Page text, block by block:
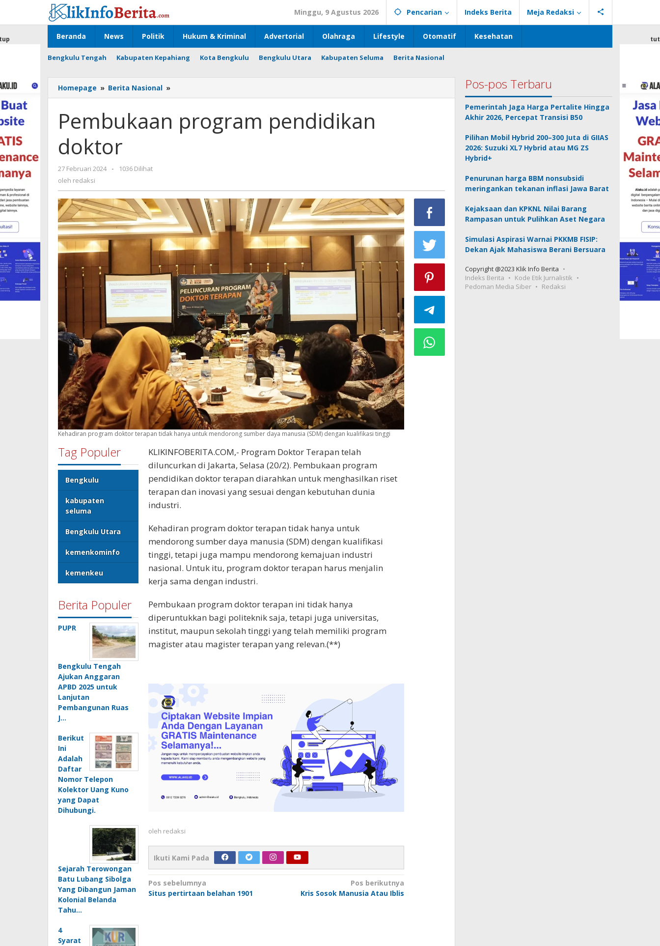
konten
Minggu, 9 Agustus 2026 Pencarian Indeks Berita Meja Redaksi
Beranda News Politik Hukum & Kriminal Advertorial Olahraga Lifestyle Otomatif Kesehatan
Bengkulu Tengah Kabupaten Kepahiang Kota Bengkulu Bengkulu Utara Kabupaten Seluma Berita Nasional
Homepage » Berita Nasional »
program
doktor
Pembukaan program pendidikan
doktor
27 Februari 2024
oleh
-
1036 Dilihat
oleh redaksi
Kehadiran program doktor terapan tidak hanya untuk mendorong sumber daya manusia (SDM) dengan kualifikasi tinggi
Tag Populer
Bengkulu
kabupaten
seluma
Bengkulu Utara
kemenkominfo
kemenkeu
Berita Populer
PUPR
Bengkulu Tengah
Ajukan Anggaran
APBD 2025 untuk
Lanjutan
Pembangunan Ruas
J…
Berikut
Ini
Adalah
Daftar
Nomor Telepon
Kolektor Uang Kuno
yang Dapat
Dihubungi.
Sejarah Terowongan
Batu Lubang Sibolga
Yang Dibangun Jaman
Kolonial Belanda
Tahu…
4
Syarat
KLIKINFOBERITA.COM,- Program Doktor Terapan telah
diluncurkan di Jakarta, Selasa (20/2). Pembukaan program
pendidikan doktor terapan diarahkan untuk menghasilkan riset
terapan dan inovasi yang sesuai dengan kebutuhan dunia
industri.
Kehadiran program doktor terapan tidak hanya untuk
mendorong sumber daya manusia (SDM) dengan kualifikasi
tinggi, tetapi juga mampu mendorong kemajuan industri
nasional. Untuk itu, program doktor terapan harus menjalin
kerja sama dengan industri.
Pembukaan program doktor terapan ini tidak hanya
diperuntukkan bagi politeknik saja, tetapi juga universitas,
institut, maupun sekolah tinggi yang telah memiliki program
magister atau magister terapan yang relevan.(**)
oleh redaksi
Ikuti Kami Pada
Navigasi
pos
Pos sebelumnya
Situs pertirtaan belahan 1901
Pos berikutnya
Kris Sosok Manusia Atau Iblis
Pos-pos Terbaru
Pemerintah Jaga Harga Pertalite Hingga
Akhir 2026, Percepat Transisi B50
Pilihan Mobil Hybrid 200–300 Juta di GIIAS
2026: Suzuki XL7 Hybrid atau MG ZS
Hybrid+
Penurunan harga BBM nonsubsidi
meringankan tekanan inflasi Jawa Barat
Kejaksaan dan KPKNL Nilai Barang
Rampasan untuk Pulihkan Aset Negara
Simulasi Aspirasi Warnai PKKMB FISIP:
Dekan Ajak Mahasiswa Berani Bersuara
Copyright @2023 Klik Info Berita
Indeks Berita
Kode Etik Jurnalistik
Pedoman Media Siber
Redaksi